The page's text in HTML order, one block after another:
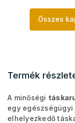
Összes
Termék
A minőségi
egy
elhelyezkedő